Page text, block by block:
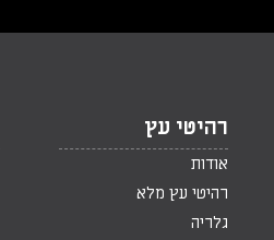
רהיטי עץ
אודות
רהיטי עץ מלא
גלריה